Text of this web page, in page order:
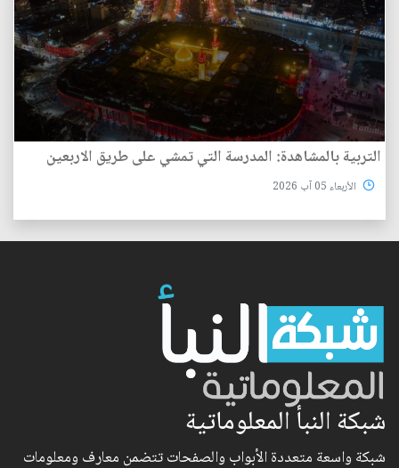
التربية بالمشاهدة: المدرسة التي تمشي على طريق الاربعين
الأربعاء 05 آب 2026
شبكة النبأ المعلوماتية
شبكة واسعة متعددة الأبواب والصفحات تتضمن معارف ومعلومات